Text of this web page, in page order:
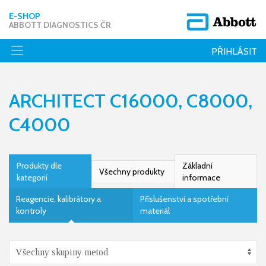
E-SHOP
ABBOTT DIAGNOSTICS ČR
PŘIHLÁSIT
ARCHITECT C16000, C8000,
C4000
Produkty dle
kategorií
Všechny produkty
Základní
informace
Reagencie, kalibrátory a
kontroly
Příslušenství a spotřební
materiál